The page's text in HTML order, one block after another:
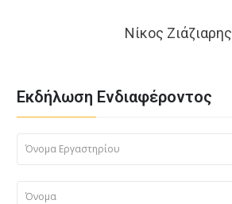
Νίκος Ζιάζιαρης
Εκδήλωση Ενδιαφέροντος